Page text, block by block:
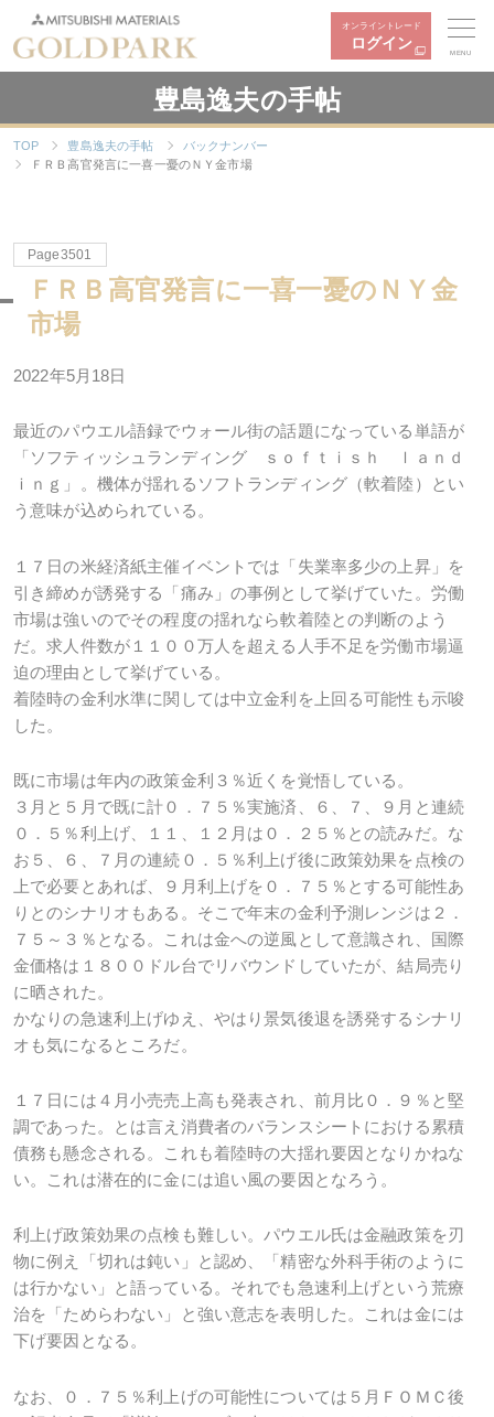
オンライントレード
ログイン
MENU
豊島逸夫の手帖
TOP 豊島逸夫の手帖
バックナンバー
ＦＲＢ高官発言に一喜一憂のＮＹ金市場
Page3501
ＦＲＢ高官発言に一喜一憂のＮＹ金
市場
2022年5月18日
最近のパウエル語録でウォール街の話題になっている単語が
「ソフティッシュランディング ｓｏｆｔｉｓｈ ｌａｎｄ
ｉｎｇ」。機体が揺れるソフトランディング（軟着陸）とい
う意味が込められている。
１７日の米経済紙主催イベントでは「失業率多少の上昇」を
引き締めが誘発する「痛み」の事例として挙げていた。労働
市場は強いのでその程度の揺れなら軟着陸との判断のよう
だ。求人件数が１１００万人を超える人手不足を労働市場逼
迫の理由として挙げている。
着陸時の金利水準に関しては中立金利を上回る可能性も示唆
した。
既に市場は年内の政策金利３％近くを覚悟している。
３月と５月で既に計０．７５％実施済、６、７、９月と連続
０．５％利上げ、１１、１２月は０．２５％との読みだ。な
お５、６、７月の連続０．５％利上げ後に政策効果を点検の
上で必要とあれば、９月利上げを０．７５％とする可能性あ
りとのシナリオもある。そこで年末の金利予測レンジは２．
７５～３％となる。これは金への逆風として意識され、国際
金価格は１８００ドル台でリバウンドしていたが、結局売り
に晒された。
かなりの急速利上げゆえ、やはり景気後退を誘発するシナリ
オも気になるところだ。
１７日には４月小売売上高も発表され、前月比０．９％と堅
調であった。とは言え消費者のバランスシートにおける累積
債務も懸念される。これも着陸時の大揺れ要因となりかねな
い。これは潜在的に金には追い風の要因となろう。
利上げ政策効果の点検も難しい。パウエル氏は金融政策を刃
物に例え「切れは鈍い」と認め、「精密な外科手術のように
は行かない」と語っている。それでも急速利上げという荒療
治を「ためらわない」と強い意志を表明した。これは金には
下げ要因となる。
なお、０．７５％利上げの可能性については５月ＦＯＭＣ後